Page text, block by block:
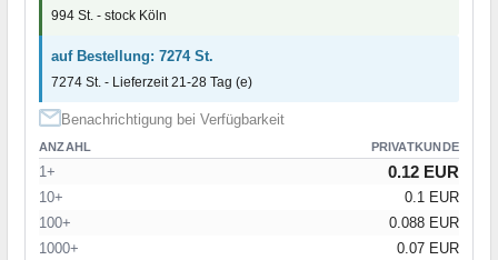
994 St. - stock Köln
auf Bestellung: 7274 St.
7274 St. - Lieferzeit 21-28 Tag (e)
Benachrichtigung bei Verfügbarkeit
ANZAHL PRIVATKUNDE
1+ 0.12 EUR
10+
0.1 EUR
100+
0.088 EUR
1000+
0.07 EUR